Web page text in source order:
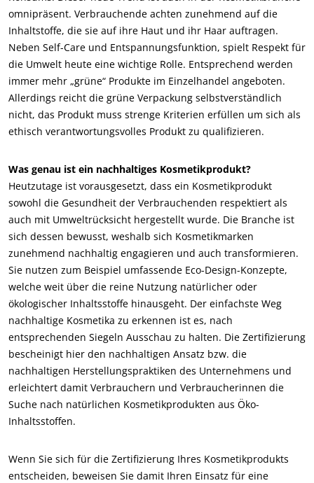
UNSERE CSR-VERPFLICHTUNGEN
Mit unseren Services handeln
Mit unseren Teams bewegen
Innovativ mit unserem Ökosystem
omnipräsent. Verbrauchende achten zunehmend auf die
Inhaltstoffe, die sie auf ihre Haut und ihr Haar auftragen.
Neben Self-Care und Entspannungsfunktion, spielt Respekt für
die Umwelt heute eine wichtige Rolle. Entsprechend werden
immer mehr „grüne“ Produkte im Einzelhandel angeboten.
Allerdings reicht die grüne Verpackung selbstverständlich
nicht, das Produkt muss strenge Kriterien erfüllen um sich als
ethisch verantwortungsvolles Produkt zu qualifizieren.
Was genau ist ein nachhaltiges Kosmetikprodukt?
Heutzutage ist vorausgesetzt, dass ein Kosmetikprodukt
sowohl die Gesundheit der Verbrauchenden respektiert als
auch mit Umweltrücksicht hergestellt wurde. Die Branche ist
sich dessen bewusst, weshalb sich Kosmetikmarken
zunehmend nachhaltig engagieren und auch transformieren.
Sie nutzen zum Beispiel umfassende Eco-Design-Konzepte,
welche weit über die reine Nutzung natürlicher oder
ökologischer Inhaltsstoffe hinausgeht. Der einfachste Weg
nachhaltige Kosmetika zu erkennen ist es, nach
entsprechenden Siegeln Ausschau zu halten. Die Zertifizierung
bescheinigt hier den nachhaltigen Ansatz bzw. die
nachhaltigen Herstellungspraktiken des Unternehmens und
erleichtert damit Verbrauchern und Verbraucherinnen die
Suche nach natürlichen Kosmetikprodukten aus Öko-
Inhaltsstoffen.
Wenn Sie sich für die Zertifizierung Ihres Kosmetikprodukts
entscheiden, beweisen Sie damit Ihren Einsatz für eine